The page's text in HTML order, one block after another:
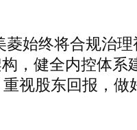
菱始终将合规治
，健全内控体系
视股东回报，做